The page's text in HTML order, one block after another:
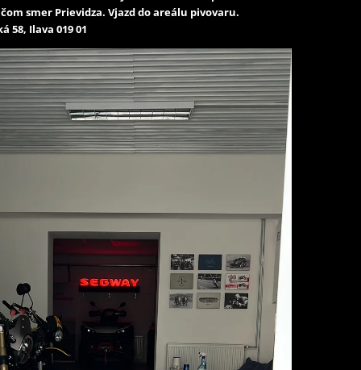
smer Prievidza. Vjazd do areálu pivovaru.
58, Ilava 019 01